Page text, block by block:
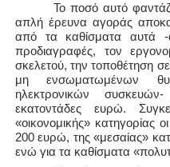
Το ποσό αυτό
απλή έρευνα αγοράς
από τα καθίσματα αυτά
προδιαγραφές, τον
σκελετού, την τοποθέτηση
μη ενσωματωμένων
ηλεκτρονικών
εκατοντάδες ευρώ.
«οικονομικής» κατηγορίας
200 ευρώ, της «μεσαίας»
ενώ για τα καθίσματα